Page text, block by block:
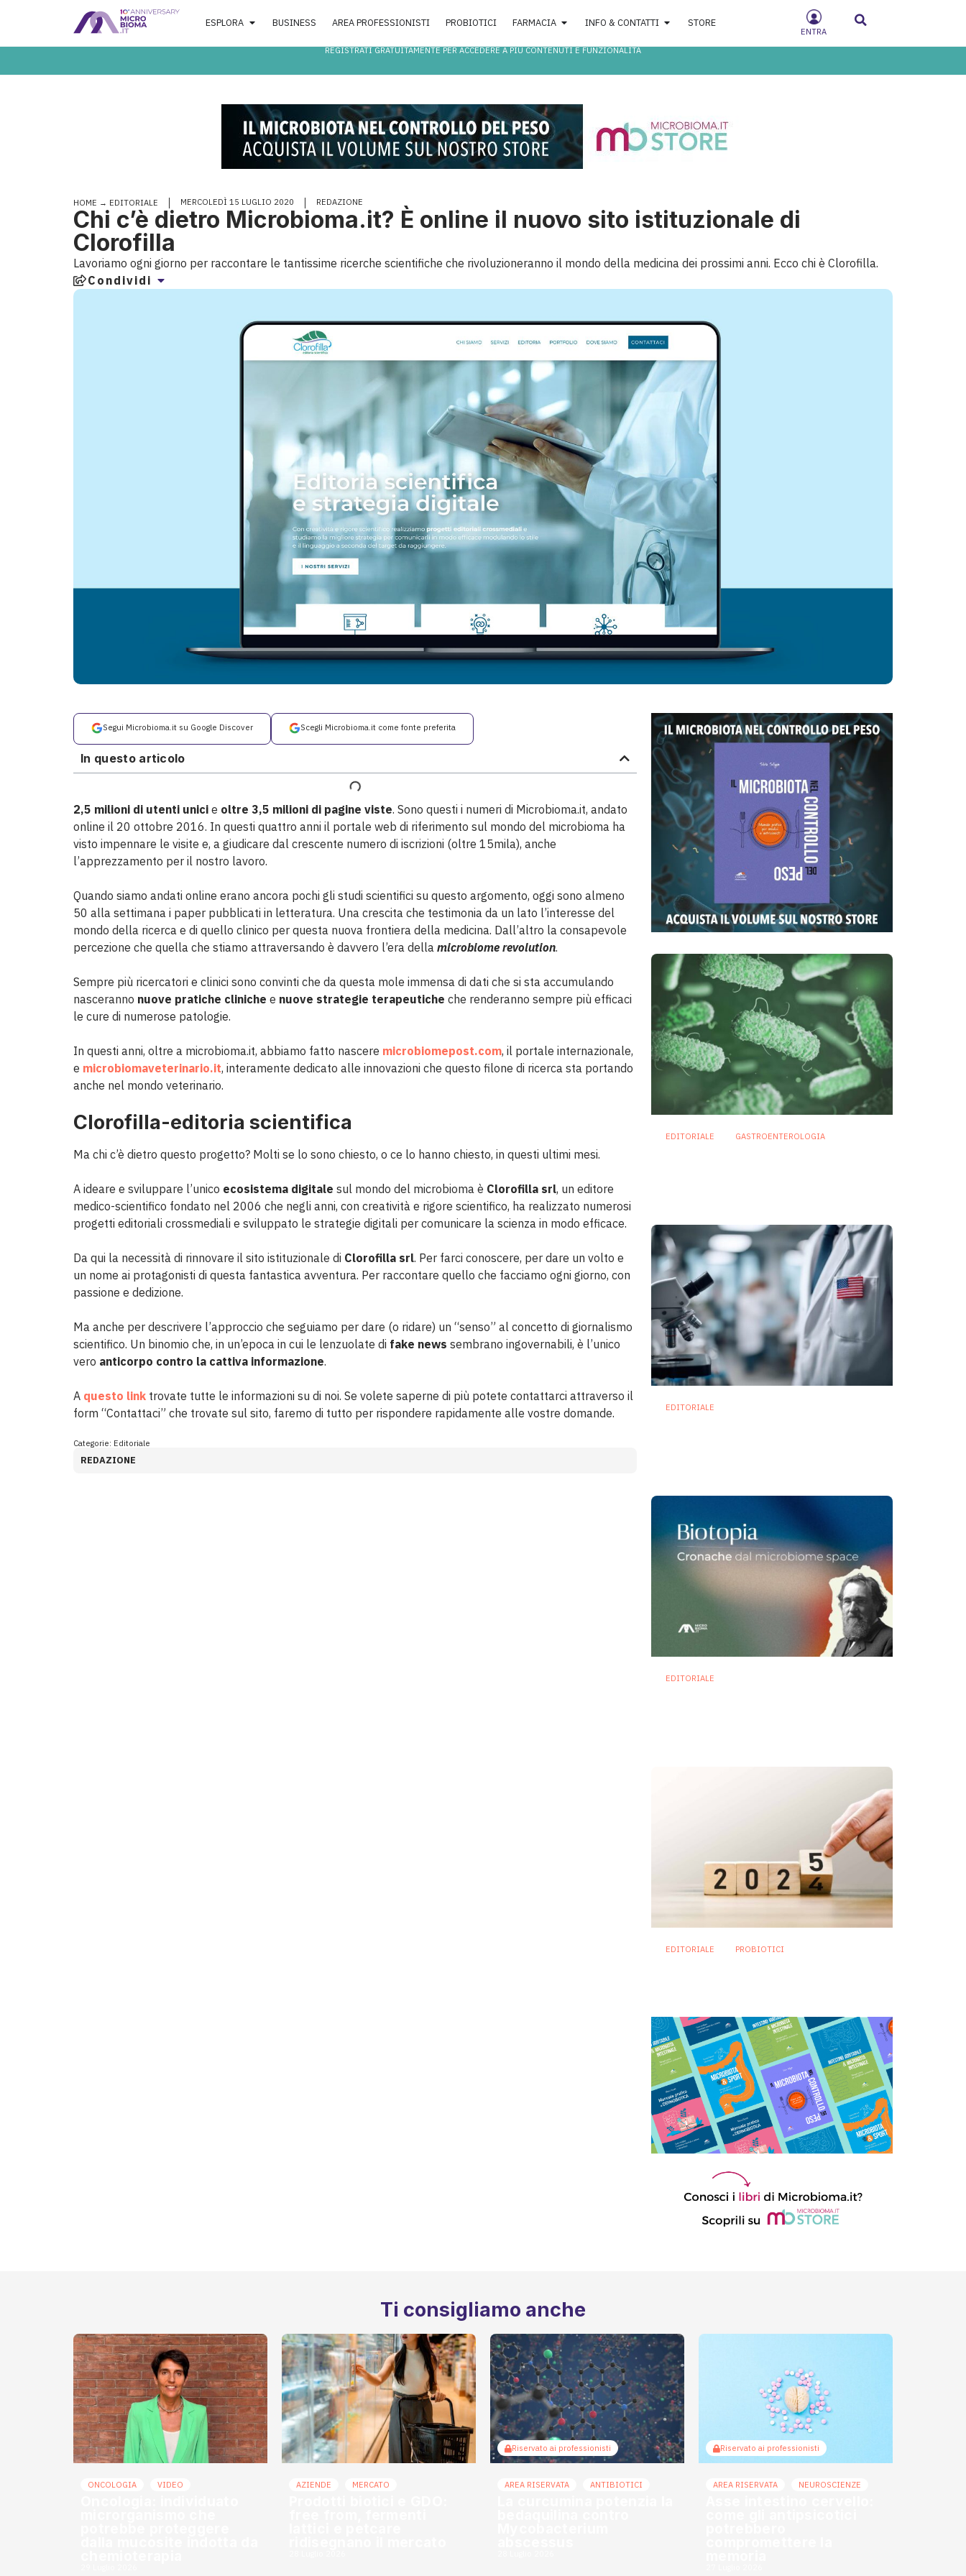
ESPLORA BUSINESS AREA PROFESSIONISTI PROBIOTICI FARMACIA INFO & CONTATTI STORE
ENTRA
REGISTRATI GRATUITAMENTE PER ACCEDERE A PIÙ CONTENUTI E FUNZIONALITÀ
HOME → EDITORIALE MERCOLEDÌ 15 LUGLIO 2020 REDAZIONE
Chi c’è dietro Microbioma.it? È online il nuovo sito istituzionale di
Clorofilla
Lavoriamo ogni giorno per raccontare le tantissime ricerche scientifiche che rivoluzioneranno il mondo della medicina dei prossimi anni. Ecco chi è Clorofilla.
Condividi
Segui Microbioma.it su Google Discover Scegli Microbioma.it come fonte preferita
In questo articolo
2,5 milioni di utenti unici e oltre 3,5 milioni di pagine viste. Sono questi i numeri di Microbioma.it, andato
online il 20 ottobre 2016. In questi quattro anni il portale web di riferimento sul mondo del microbioma ha
visto impennare le visite e, a giudicare dal crescente numero di iscrizioni (oltre 15mila), anche
l’apprezzamento per il nostro lavoro.
Quando siamo andati online erano ancora pochi gli studi scientifici su questo argomento, oggi sono almeno
50 alla settimana i paper pubblicati in letteratura. Una crescita che testimonia da un lato l’interesse del
mondo della ricerca e di quello clinico per questa nuova frontiera della medicina. Dall’altro la consapevole
percezione che quella che stiamo attraversando è davvero l’era della microbiome revolution.
Sempre più ricercatori e clinici sono convinti che da questa mole immensa di dati che si sta accumulando
nasceranno nuove pratiche cliniche e nuove strategie terapeutiche che renderanno sempre più efficaci
le cure di numerose patologie.
In questi anni, oltre a microbioma.it, abbiamo fatto nascere microbiomepost.com, il portale internazionale,
e microbiomaveterinario.it, interamente dedicato alle innovazioni che questo filone di ricerca sta portando
anche nel mondo veterinario.
Clorofilla-editoria scientifica
Ma chi c’è dietro questo progetto? Molti se lo sono chiesto, o ce lo hanno chiesto, in questi ultimi mesi.
A ideare e sviluppare l’unico ecosistema digitale sul mondo del microbioma è Clorofilla srl, un editore
medico-scientifico fondato nel 2006 che negli anni, con creatività e rigore scientifico, ha realizzato numerosi
progetti editoriali crossmediali e sviluppato le strategie digitali per comunicare la scienza in modo efficace.
Da qui la necessità di rinnovare il sito istituzionale di Clorofilla srl. Per farci conoscere, per dare un volto e
un nome ai protagonisti di questa fantastica avventura. Per raccontare quello che facciamo ogni giorno, con
passione e dedizione.
Ma anche per descrivere l’approccio che seguiamo per dare (o ridare) un “senso” al concetto di giornalismo
scientifico. Un binomio che, in un’epoca in cui le lenzuolate di fake news sembrano ingovernabili, è l’unico
vero anticorpo contro la cattiva informazione.
A questo link trovate tutte le informazioni su di noi. Se volete saperne di più potete contattarci attraverso il
form “Contattaci” che trovate sul sito, faremo di tutto per rispondere rapidamente alle vostre domande.
Categorie: Editoriale
REDAZIONE
EDITORIALE GASTROENTEROLOGIA
EDITORIALE
EDITORIALE
EDITORIALE PROBIOTICI
Ti consigliamo anche
ONCOLOGIA VIDEO AZIENDE MERCATO
Riservato ai professionisti
AREA RISERVATA ANTIBIOTICI
Riservato ai professionisti
AREA RISERVATA NEUROSCIENZE